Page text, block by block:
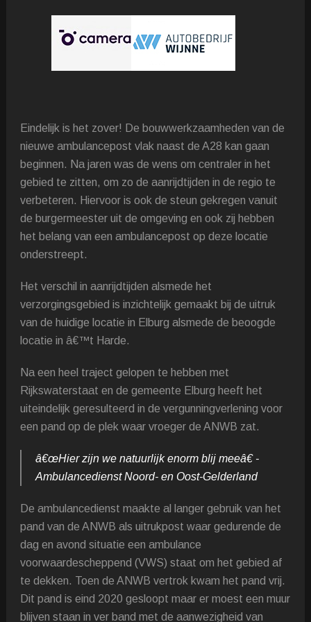
Eindelijk is het zover! De bouwwerkzaamheden van de
nieuwe ambulancepost vlak naast de A28 kan gaan
beginnen. Na jaren was de wens om centraler in het
gebied te zitten, om zo de aanrijdtijden in de regio te
verbeteren. Hiervoor is ook de steun gekregen vanuit
de burgermeester uit de omgeving en ook zij hebben
het belang van een ambulancepost op deze locatie
onderstreept.
Het verschil in aanrijdtijden alsmede het
verzorgingsgebied is inzichtelijk gemaakt bij de uitruk
van de huidige locatie in Elburg alsmede de beoogde
locatie in â€™t Harde.
Na een heel traject gelopen te hebben met
Rijkswaterstaat en de gemeente Elburg heeft het
uiteindelijk geresulteerd in de vergunningverlening voor
een pand op de plek waar vroeger de ANWB zat.
â€œHier zijn we natuurlijk enorm blij meeâ€ -
Ambulancedienst Noord- en Oost-Gelderland
De ambulancedienst maakte al langer gebruik van het
pand van de ANWB als uitrukpost waar gedurende de
dag en avond situatie een ambulance
voorwaardescheppend (VWS) staat om het gebied af
te dekken. Toen de ANWB vertrok kwam het pand vrij.
Dit pand is eind 2020 gesloopt maar er moest een muur
blijven staan in ver band met de aanwezigheid van